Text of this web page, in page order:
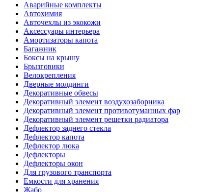
Аварийные комплекты
Автохимия
Авточехлы из экокожи
Аксессуары интерьера
Амортизаторы капота
Багажник
Боксы на крышу
Брызговики
Велокрепления
Дверные молдинги
Декоративные обвесы
Декоративный элемент воздухозаборника
Декоративный элемент противотуманных фар
Декоративный элемент решетки радиатора
Дефлектор заднего стекла
Дефлектор капота
Дефлектор люка
Дефлекторы
Дефлекторы окон
Для грузового транспорта
Емкости для хранения
Жабо